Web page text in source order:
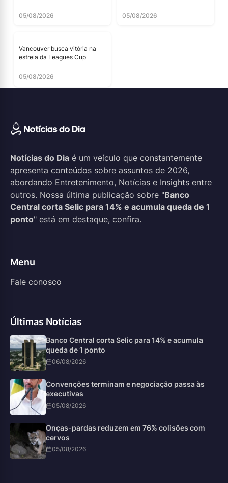
05/08/2026 05/08/2026
Vancouver busca vitória na
estreia da Leagues Cup
05/08/2026
Notícias do Dia é um veículo que constantemente
apresenta conteúdos sobre assuntos de 2026,
abordando Entretenimento, Notícias e Insights entre
outros. Nossa última publicação sobre "Banco
Central corta Selic para 14% e acumula queda de 1
ponto" está em destaque, confira.
Menu
Fale conosco
Últimas Notícias
Banco Central corta Selic para 14% e acumula
queda de 1 ponto
06/08/2026
Convenções terminam e negociação passa às
executivas
05/08/2026
Onças-pardas reduzem em 76% colisões com
cervos
05/08/2026